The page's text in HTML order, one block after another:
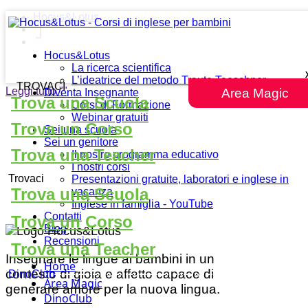
Hocus&Lotus
La ricerca scientifica
L’ideatrice del metodo Traute Taeschner
Diventa Insegnante
Corsi di Formazione
Webinar gratuiti
Sei una scuola
Sei un genitore
Il nostro programma educativo
I nostri corsi
Presentazioni gratuite, laboratori e inglese in
vacanza
Inglese in famiglia - YouTube
Contatti
Blog
Recensioni
Home
Area Magic
DinoClub
Area Magic
TROVACI
Trova una Scuola
Trova un Corso
Trova una Teacher
Trovaci
Trova una Scuola
Trova un Corso
Trova una Teacher
DinoClub
Hocus&Lotus
Leggi tutto""
Insegnare le lingue ai bambini in un
contesto di gioia e affetto capace di
generare amore per la nuova lingua.